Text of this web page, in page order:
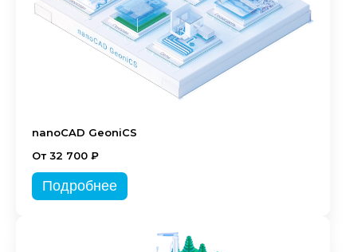
nanoCAD GeoniCS
От 32 700 ₽
Подробнее